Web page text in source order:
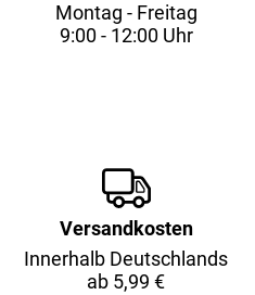
Montag - Freitag
9:00 - 12:00 Uhr
Versandkosten
Innerhalb Deutschlands
ab 5,99 €